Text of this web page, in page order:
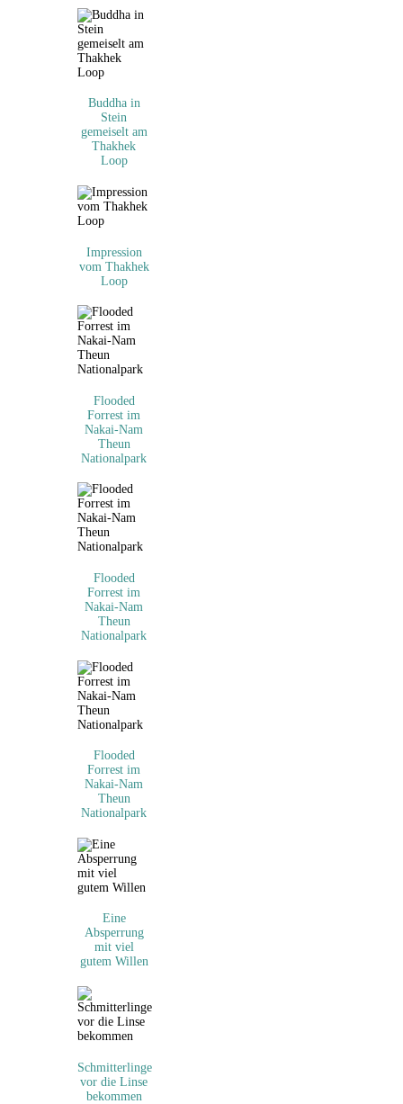
Buddha in
Stein
gemeiselt am
Thakhek
Loop
Impression
vom Thakhek
Loop
Flooded
Forrest im
Nakai-Nam
Theun
Nationalpark
Flooded
Forrest im
Nakai-Nam
Theun
Nationalpark
Flooded
Forrest im
Nakai-Nam
Theun
Nationalpark
Eine
Absperrung
mit viel
gutem Willen
Schmitterlinge
vor die Linse
bekommen